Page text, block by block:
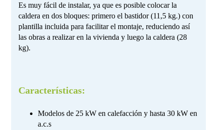
Es muy fácil de instalar, ya que es posible colocar la
caldera en dos bloques: primero el bastidor (11,5 kg.) con
plantilla incluida para facilitar el montaje, reduciendo así
las obras a realizar en la vivienda y luego la caldera (28
kg).
Características:
Modelos de 25 kW en calefacción y hasta 30 kW en
a.c.s